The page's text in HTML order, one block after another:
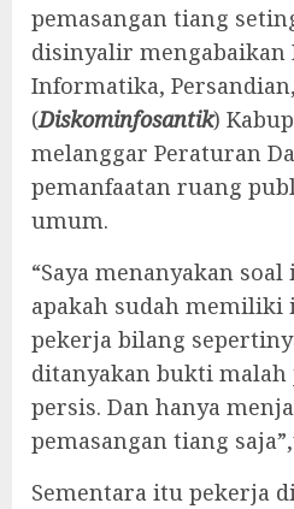
pemasangan tiang
disinyalir mengabaikan
Informatika,
(Diskominfosantik)
melanggar Peraturan
pemanfaatan ruang
umum.
“Saya menanyakan
apakah sudah memiliki
pekerja bilang
ditanyakan bukti malah
persis. Dan hanya
pemasangan tiang
Sementara itu pekerja